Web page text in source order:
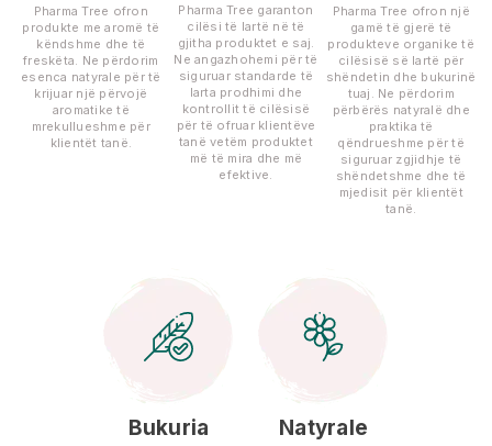
Pharma Tree ofron
produkte me aromë të
këndshme dhe të
freskëta. Ne përdorim
esenca natyrale për të
krijuar një përvojë
aromatike të
mrekullueshme për
klientët tanë.
Pharma Tree garanton
cilësi të lartë në të
gjitha produktet e saj.
Ne angazhohemi për të
siguruar standarde të
larta prodhimi dhe
kontrollit të cilësisë
për të ofruar klientëve
tanë vetëm produktet
më të mira dhe më
efektive.
Pharma Tree ofron një
gamë të gjerë të
produkteve organike të
cilësisë së lartë për
shëndetin dhe bukurinë
tuaj. Ne përdorim
përbërës natyralë dhe
praktika të
qëndrueshme për të
siguruar zgjidhje të
shëndetshme dhe të
mjedisit për klientët
tanë.
Bukuria Natyrale